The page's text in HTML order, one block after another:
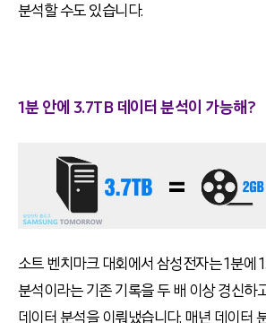
분석할 수도 있습니다.
1분 안에 3.7TB 데이터 분석이 가능해?
소트 벤치마크 대회에서 삼성전자는 1분에
분석이라는 기존 기록을 두 배 이상 경신하
데이터 분석을 이뤄냈습니다. 매년 데이터